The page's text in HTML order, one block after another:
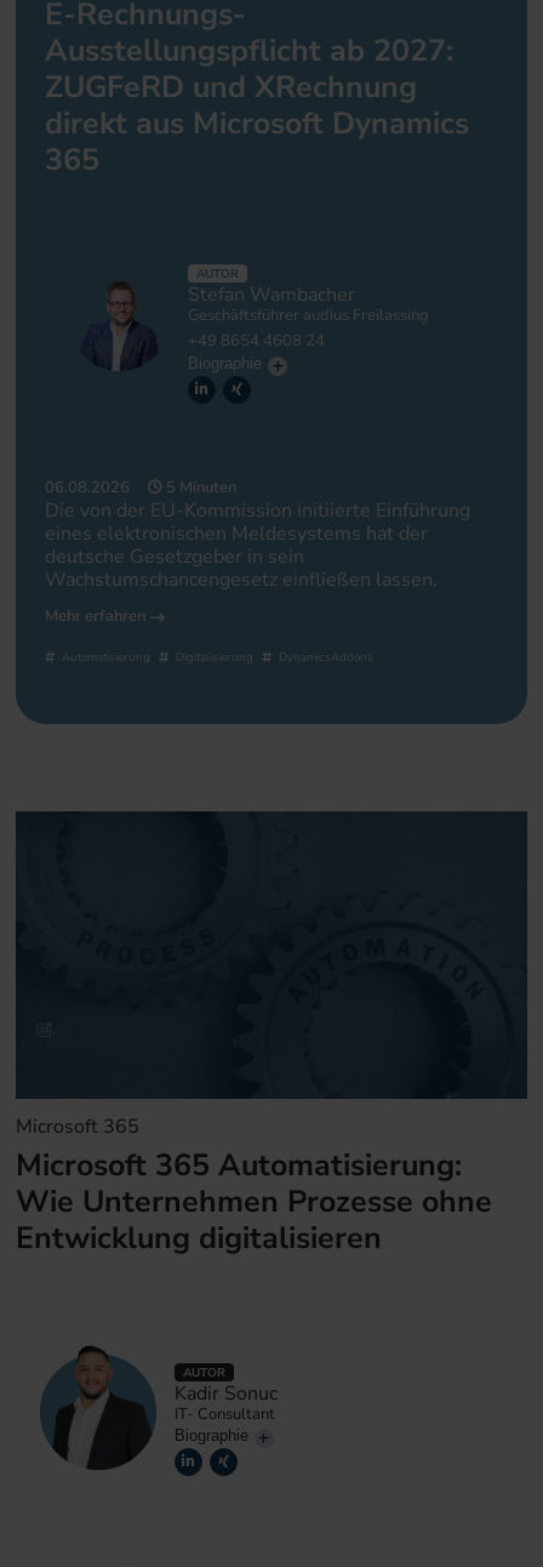
E-Rechnungs-
Ausstellungspflicht ab 2027:
ZUGFeRD und XRechnung
direkt aus Microsoft Dynamics
365
AUTOR
Stefan Wambacher
Geschäftsführer audius Freilassing
+49 8654 4608 24
Biographie
06.08.2026 5 Minuten
Die von der EU-Kommission initiierte Einführung
eines elektronischen Meldesystems hat der
deutsche Gesetzgeber in sein
Wachstumschancengesetz einfließen lassen.
Mehr erfahren
Automatisierung Digitalisierung DynamicsAddons
Microsoft 365
Microsoft 365 Automatisierung:
Wie Unternehmen Prozesse ohne
Entwicklung digitalisieren
AUTOR
Kadir Sonuc
IT- Consultant
Biographie